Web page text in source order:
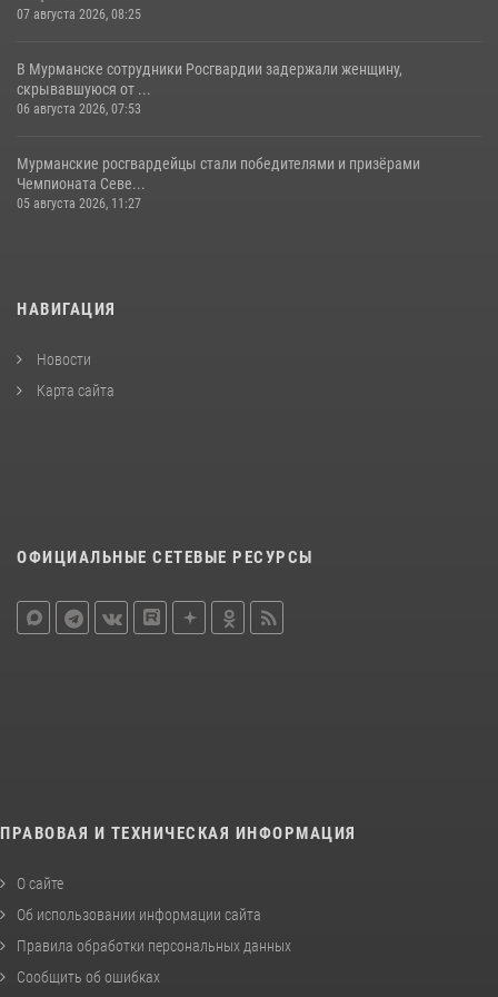
07 августа 2026, 08:25
В Мурманске сотрудники Росгвардии задержали женщину,
скрывавшуюся от ...
06 августа 2026, 07:53
Мурманские росгвардейцы стали победителями и призёрами
Чемпионата Севе...
05 августа 2026, 11:27
НАВИГАЦИЯ
Новости
Карта сайта
ОФИЦИАЛЬНЫЕ СЕТЕВЫЕ РЕСУРСЫ
ПРАВОВАЯ И ТЕХНИЧЕСКАЯ ИНФОРМАЦИЯ
О сайте
Об использовании информации сайта
Правила обработки персональных данных
Сообщить об ошибках